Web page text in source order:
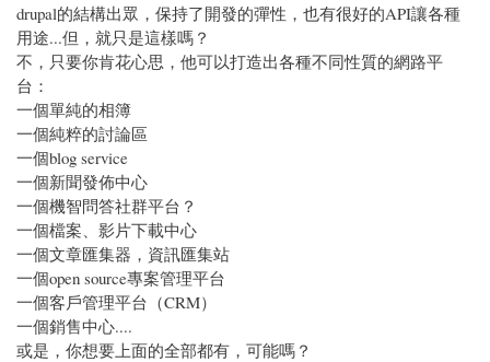
drupal的結構出眾，保持了開發的彈性，也有很好的API讓各種
用途...但，就只是這樣嗎？
不，只要你肯花心思，他可以打造出各種不同性質的網路平
台：
一個單純的相簿
一個純粹的討論區
一個blog service
一個新聞發佈中心
一個機智問答社群平台？
一個檔案、影片下載中心
一個文章匯集器，資訊匯集站
一個open source專案管理平台
一個客戶管理平台（CRM）
一個銷售中心....
或是，你想要上面的全部都有，可能嗎？